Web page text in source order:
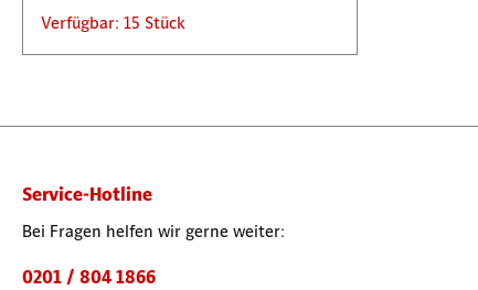
Verfügbar: 15 Stück
Service-Hotline
Bei Fragen helfen wir gerne weiter:
0201 / 804 1866